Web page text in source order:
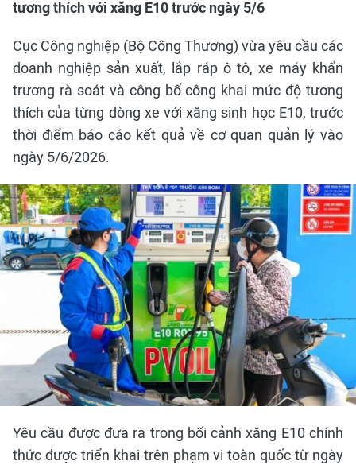
tương thích với xăng E10 trước ngày 5/6
Cục Công nghiệp (Bộ Công Thương) vừa yêu cầu các
doanh nghiệp sản xuất, lắp ráp ô tô, xe máy khẩn
trương rà soát và công bố công khai mức độ tương
thích của từng dòng xe với xăng sinh học E10, trước
thời điểm báo cáo kết quả về cơ quan quản lý vào
ngày 5/6/2026.
Yêu cầu được đưa ra trong bối cảnh xăng E10 chính
thức được triển khai trên phạm vi toàn quốc từ ngày